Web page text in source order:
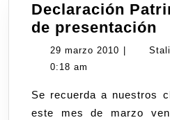
Declaración
de presentación
29 marzo 2010 29
0:18 am
Se recuerda a nuestros clientes y amigos que
este mes de marzo